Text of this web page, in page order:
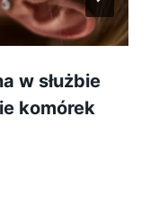
w służbie
komórek